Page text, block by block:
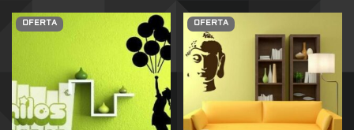
OFERTA OFERTA